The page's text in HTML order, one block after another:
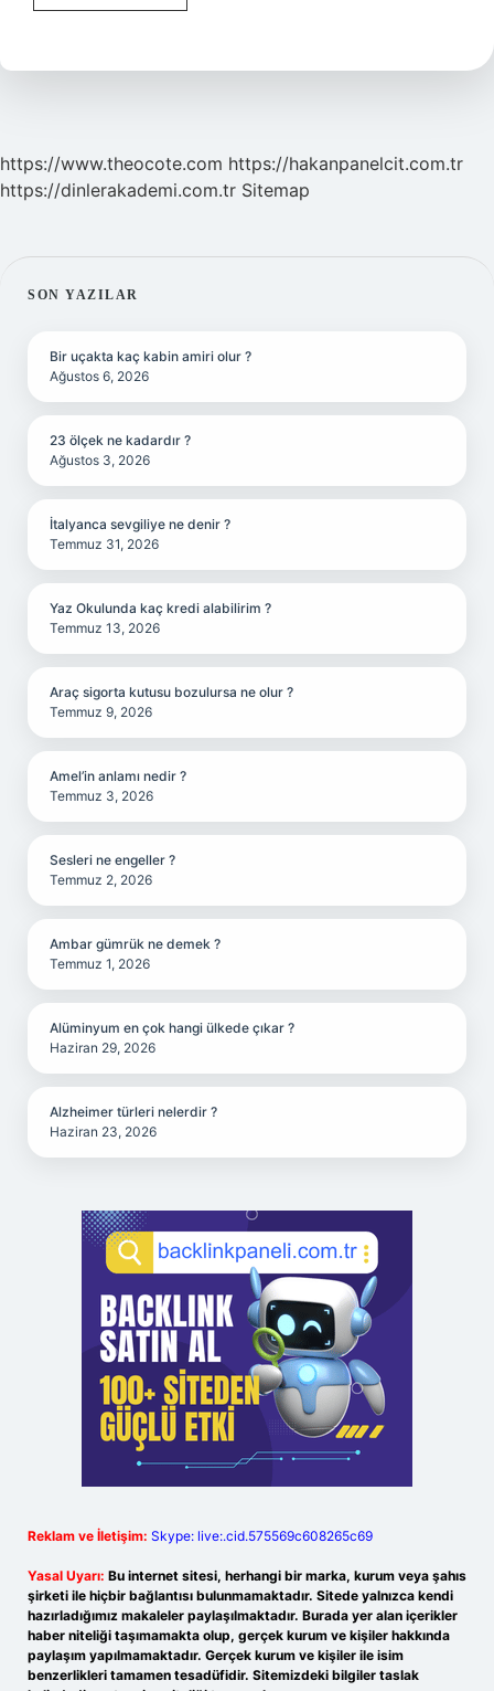
Işleminde
Bulurken
https://www.theocote.com https://hakanpanelcit.com.tr
https://dinlerakademi.com.tr Sitemap
SIDEBAR
SON YAZILAR
Bir uçakta kaç kabin amiri olur ?
Ağustos 6, 2026
23 ölçek ne kadardır ?
Ağustos 3, 2026
İtalyanca sevgiliye ne denir ?
Temmuz 31, 2026
Yaz Okulunda kaç kredi alabilirim ?
Temmuz 13, 2026
Araç sigorta kutusu bozulursa ne olur ?
Temmuz 9, 2026
Amel’in anlamı nedir ?
Temmuz 3, 2026
Sesleri ne engeller ?
Temmuz 2, 2026
Ambar gümrük ne demek ?
Temmuz 1, 2026
Alüminyum en çok hangi ülkede çıkar ?
Haziran 29, 2026
Alzheimer türleri nelerdir ?
Haziran 23, 2026
Reklam ve İletişim: Skype: live:.cid.575569c608265c69
Yasal Uyarı: Bu internet sitesi, herhangi bir marka, kurum veya şahıs
şirketi ile hiçbir bağlantısı bulunmamaktadır. Sitede yalnızca kendi
hazırladığımız makaleler paylaşılmaktadır. Burada yer alan içerikler
haber niteliği taşımamakta olup, gerçek kurum ve kişiler hakkında
paylaşım yapılmamaktadır. Gerçek kurum ve kişiler ile isim
benzerlikleri tamamen tesadüfidir. Sitemizdeki bilgiler taslak